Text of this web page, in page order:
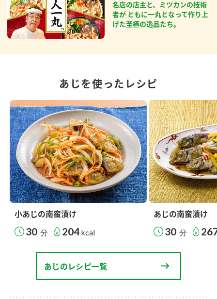
名店の店主と、ミツカンの技術
者が ともに一丸となって作り上
げた至極の逸品たち。
あじを使ったレシピ
小あじの南蛮漬け
30 分 204 kcal
あじの南蛮漬け
30 分
あじのレシピ一覧